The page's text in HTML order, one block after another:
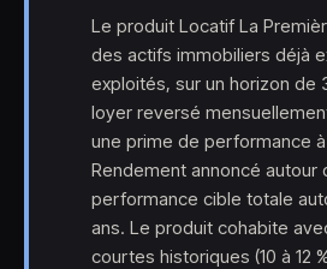
Le produit Locatif La
des actifs immobiliers déjà
exploités, sur un horizon de
loyer reversé
une prime de performance
Rendement annoncé autour
performance cible totale
ans. Le produit cohabite
courtes historiques (10 à 12